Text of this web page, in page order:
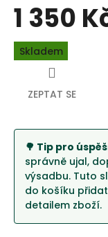
1 350
Měrná
cena:
Skladem
🌳 Tip pro
správně ujal,
výsadbu. Tuto
do košíku
detailem zboží.
ZEPTAT SE